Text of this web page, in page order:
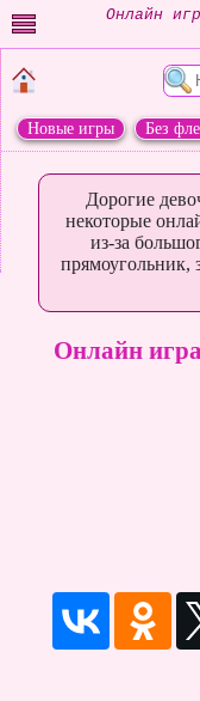
Онлайн
Новые игры Без
Дорогие
некоторые
из-за
прямоугольник,
Онлайн